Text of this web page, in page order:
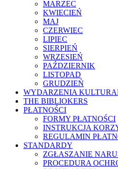
MARZEC
KWIECIEŃ
MAJ
CZERWIEC
LIPIEC
SIERPIEŃ
WRZESIEŃ
PAŹDZIERNIK
LISTOPAD
GRUDZIEŃ
WYDARZENIA
THE BIBLIOKERS
PŁATNOŚCI
FORMY PŁATNOŚCI
INSTRUKCJA
REGULAMIN
STANDARDY
ZGŁASZANIE
PROCEDURA